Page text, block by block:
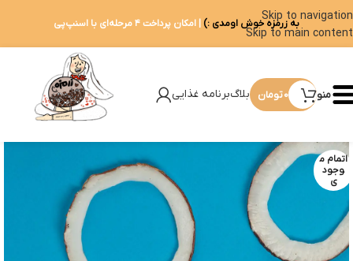
Skip to navigation
Skip to main content
به زرمزه خوش اومدی :) | امکان پرداخت ۴ مرحله‌ای با اسنپ‌پی
منو 0تومان بلاگبرنامه غذایی
اتمام م
وجود
ی